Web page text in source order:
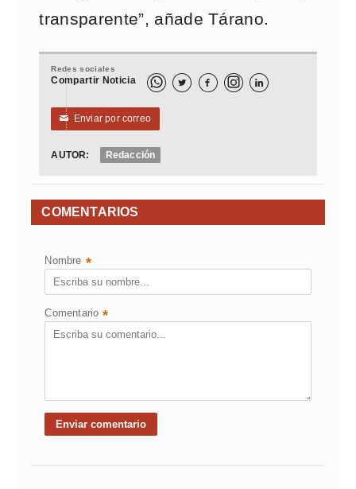
transparente”, añade Tárano.
Redes sociales
Compartir Noticia   
✉ Enviar por correo
AUTOR: Redacción
COMENTARIOS
Nombre *
Comentario *